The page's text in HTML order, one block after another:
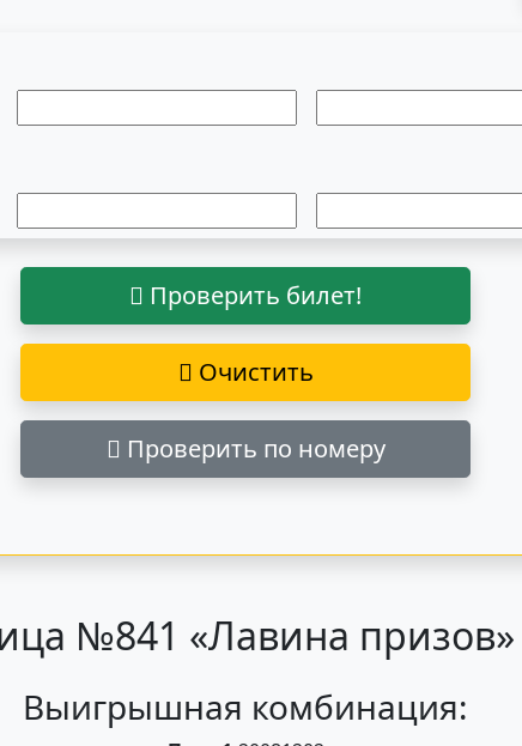
Проверить билет!
Очистить
Проверить по номеру
№841 «Лавина призов»
Выигрышная комбинация: